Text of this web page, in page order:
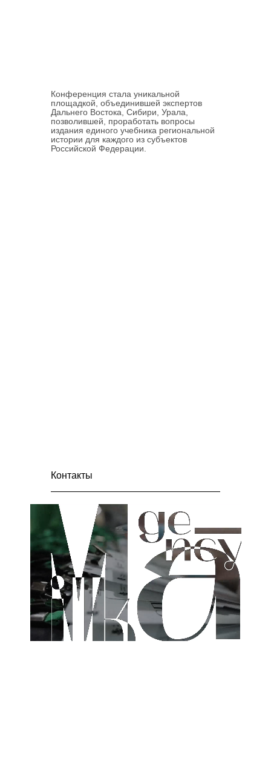
Конференция стала уникальной
площадкой, объединившей экспертов
Дальнего Востока, Сибири, Урала,
позволившей, проработать вопросы
издания единого учебника региональной
истории для каждого из субъектов
Российской Федерации.
Контакты